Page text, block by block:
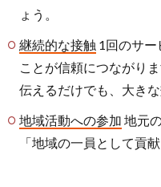
ょう。
継続的な接触 1回のサー
ことが信頼につながり
伝えるだけでも、大きな
地域活動への参加 地元
「地域の一員として貢